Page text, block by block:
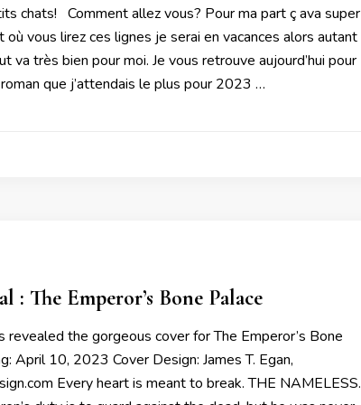
chats! Comment allez vous? Pour ma part ç ava super
où vous lirez ces lignes je serai en vacances alors autant
va très bien pour moi. Je vous retrouve aujourd’hui pour
que j’attendais le plus pour 2023 …
: The Emperor’s Bone Palace
revealed the gorgeous cover for The Emperor’s Bone
April 10, 2023 Cover Design: James T. Egan,
Every heart is meant to break. THE NAMELESS.